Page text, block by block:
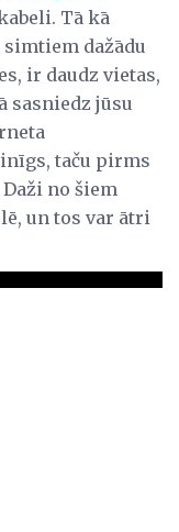
Tā kā
dažādu
ir daudz vietas,
sasniedz jūsu
taču pirms
no šiem
un tos var ātri